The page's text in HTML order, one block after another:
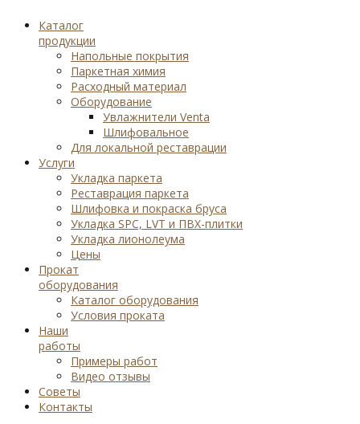
Каталог
продукции
Напольные покрытия
Паркетная химия
Расходный материал
Оборудование
Увлажнители Venta
Шлифовальное
Для локальной реставрации
Услуги
Укладка паркета
Реставрация паркета
Шлифовка и покраска бруса
Укладка SPC, LVT и ПВХ-плитки
Укладка лионолеума
Цены
Прокат
оборудования
Каталог оборудования
Условия проката
Наши
работы
Примеры работ
Видео отзывы
Советы
Контакты